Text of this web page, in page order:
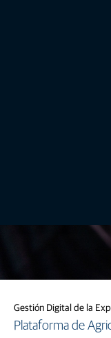
Gestión Digital de la
Plataforma de